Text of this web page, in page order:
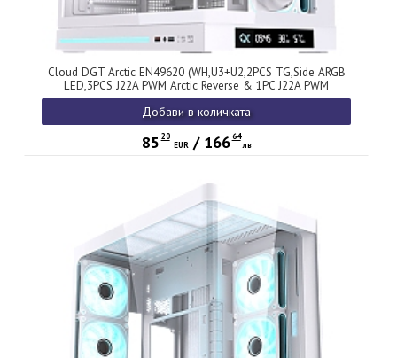
Cloud DGT Arctic EN49620 (WH,U3+U2,2PCS TG,Side ARGB
LED,3PCS J22A PWM Arctic Reverse & 1PC J22A PWM
Arctic,ARGB PCB,Digital LCD)
Добави в количката
85 20
EUR/ 166 64
лв